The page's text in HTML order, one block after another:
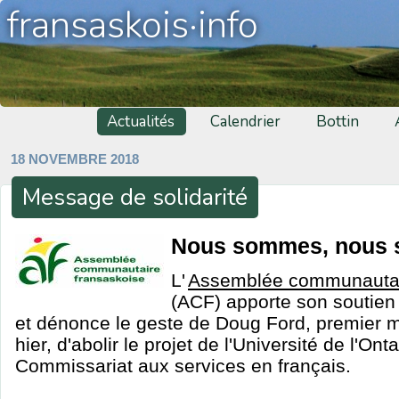
fransaskois·info
Actualités Calendrier Bottin
18 NOVEMBRE 2018
Message de solidarité
Nous sommes, nous
L'Assemblée
(ACF) apporte son
et dénonce le geste de Doug Ford, premier
hier, d'abolir le projet de l'Université de
Commissariat aux services en français.